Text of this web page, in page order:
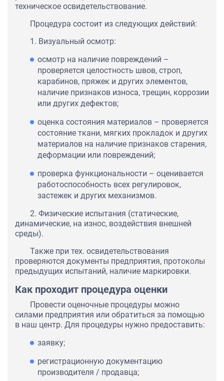
техническое освидетельствование.
Процедура состоит из следующих действий:
1. Визуальный осмотр:
осмотр на наличие повреждений –
проверяется целостность швов, строп,
карабинов, пряжек и других элементов,
наличие признаков износа, трещин, коррозии
или других дефектов;
оценка состояния материалов – проверяется
состояние ткани, мягких прокладок и других
материалов на наличие признаков старения,
деформации или повреждений;
проверка функциональности – оценивается
работоспособность всех регулировок,
застежек и других механизмов.
2. Физические испытания (статические,
динамические, на износ, воздействия внешней
среды).
Также при тех. освидетельствования
проверяются документы предприятия, протоколы
предыдущих испытаний, наличие маркировки.
Как проходит процедура оценки
Провести оценочные процедуры можно
силами предприятия или обратиться за помощью
в наш центр. Для процедуры нужно предоставить:
заявку;
регистрационную документацию
производителя / продавца;